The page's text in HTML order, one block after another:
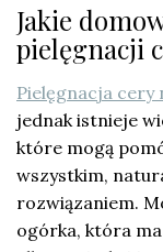
Jakie
pielęgnacji
Pielęgnacja cery
jednak istnieje
które mogą
wszystkim,
rozwiązaniem.
ogórka, która ma